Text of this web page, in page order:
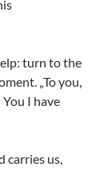
turn to the
„To you,
I have
carries us,